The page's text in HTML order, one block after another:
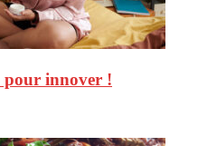
pour innover !